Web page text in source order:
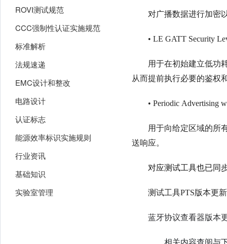
ROVI测试规范
CCC强制性认证实施规范
标准解析
法规速递
EMC设计和整改
电路设计
认证标志
能源效率标识实施规则
行业资讯
基础知识
实验室管理
对广播数据进行加密
• LE GATT Security
用于在初始建立低功
从而提前执行必要的鉴权
• Periodic Advertising
用于向给定区域的所
送响应。
对应测试工具也已同
测试工具PTS版本更
蓝牙协议查看器版本
相关内容查阅与